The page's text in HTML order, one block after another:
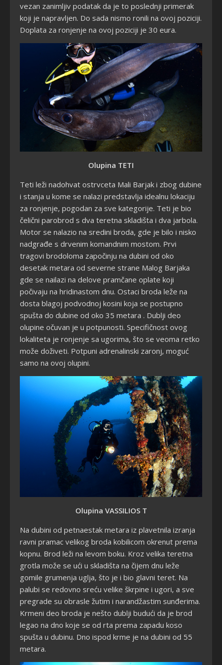
vezan zanimljiv podatak da je to poslednji primerak
koji je napravljen. Do sada nismo ronili na ovoj poziciji.
Doplata za ronjenje na ovoj poziciji je 30 eura.
Olupina TETI
Teti leži nadohvat ostrvceta Mali Barjak i zbog dubine
i stanja u kome se nalazi predstavlja idealnu lokaciju
za ronjenje, pogodan za sve kategorije. Teti je bio
čelični parobrod s dva teretna skladišta i dva jarbola.
Motor se nalazio na sredini broda, gde je bilo i nisko
nadgrađe s drvenim komandnim mostom. Prvi
tragovi brodoloma započinju na dubini od oko
desetak metara od severne strane Malog Barjaka
gde se nailazi na delove pramčane oplate koji
počivaju na hridinastom dnu. Ostaci broda leže na
dosta blagoj podvodnoj kosini koja se postupno
spušta do dubine od oko 35 metara . Dublji deo
olupine očuvan je u potpunosti. Specifičnost ovog
lokaliteta je ronjenje sa ugorima, što se veoma retko
može doživeti. Potpuni adrenalinski zaronj, moguć
samo na ovoj olupini.
Olupina VASSILIOS T
Na dubini od petnaestak metara iz plavetnila izranja
ravni pramac velikog broda kobilicom okrenut prema
kopnu. Brod leži na levom boku. Kroz velika teretna
grotla može se ući u skladišta na čijem dnu leže
gomile grumenja uglja, što je i bio glavni teret. Na
palubi se redovno sreću velike škrpine i ugori, a sve
pregrade su obrasle žutim i narandžastim sunđerima.
Krmeni deo broda je nešto dublji budući da je brod
legao na dno koje se od rta prema zapadu koso
spušta u dubinu. Dno ispod krme je na dubini od 55
metara.